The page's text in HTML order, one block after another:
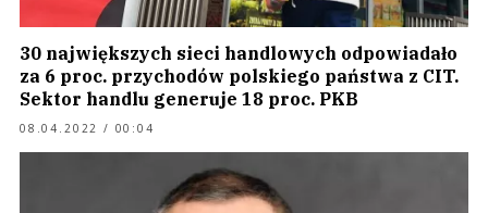
30 największych sieci handlowych odpowiadało
za 6 proc. przychodów polskiego państwa z CIT.
Sektor handlu generuje 18 proc. PKB
08.04.2022 / 00:04